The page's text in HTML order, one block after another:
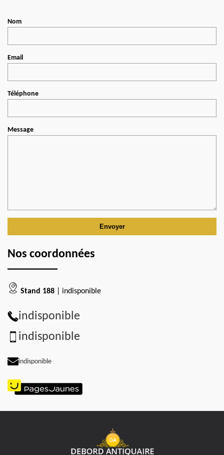
Nom
Email
Téléphone
Message
Nos coordonnées
Stand 188 | indisponible
indisponible
indisponible
indisponible